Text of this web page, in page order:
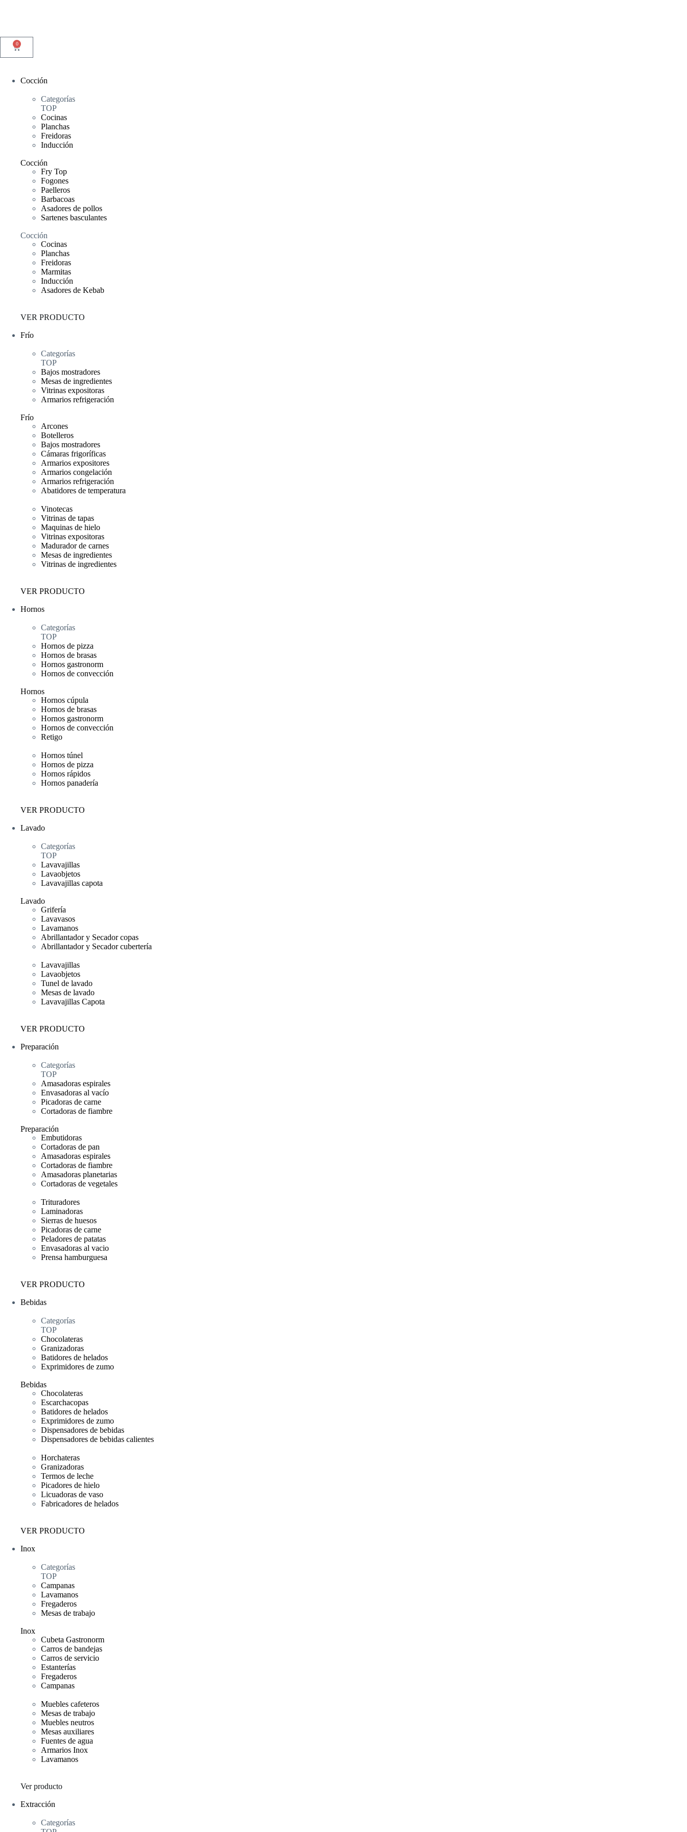
0
Cocción
Categorías
TOP
Cocinas
Planchas
Freidoras
Inducción
Cocción
Fry Top
Fogones
Paelleros
Barbacoas
Asadores de pollos
Sartenes basculantes
Cocción
Cocinas
Planchas
Freidoras
Marmitas
Inducción
Asadores de Kebab
VER PRODUCTO
Frío
Categorías
TOP
Bajos mostradores
Mesas de ingredientes
Vitrinas expositoras
Armarios refrigeración
Frío
Arcones
Botelleros
Bajos mostradores
Cámaras frigoríficas
Armarios expositores
Armarios congelación
Armarios refrigeración
Abatidores de temperatura
Vinotecas
Vitrinas de tapas
Maquinas de hielo
Vitrinas expositoras
Madurador de carnes
Mesas de ingredientes
Vitrinas de ingredientes
VER PRODUCTO
Hornos
Categorías
TOP
Hornos de pizza
Hornos de brasas
Hornos gastronorm
Hornos de convección
Hornos
Hornos cúpula
Hornos de brasas
Hornos gastronorm
Hornos de convección
Retigo
Hornos túnel
Hornos de pizza
Hornos rápidos
Hornos panadería
VER PRODUCTO
Lavado
Categorías
TOP
Lavavajillas
Lavaobjetos
Lavavajillas capota
Lavado
Grifería
Lavavasos
Lavamanos
Abrillantador y Secador copas
Abrillantador y Secador cubertería
Lavavajillas
Lavaobjetos
Tunel de lavado
Mesas de lavado
Lavavajillas Capota
VER PRODUCTO
Preparación
Categorías
TOP
Amasadoras espirales
Envasadoras al vacío
Picadoras de carne
Cortadoras de fiambre
Preparación
Embutidoras
Cortadoras de pan
Amasadoras espirales
Cortadoras de fiambre
Amasadoras planetarias
Cortadoras de vegetales
Trituradores
Laminadoras
Sierras de huesos
Picadoras de carne
Peladores de patatas
Envasadoras al vacio
Prensa hamburguesa
VER PRODUCTO
Bebidas
Categorías
TOP
Chocolateras
Granizadoras
Batidores de helados
Exprimidores de zumo
Bebidas
Chocolateras
Escarchacopas
Batidores de helados
Exprimidores de zumo
Dispensadores de bebidas
Dispensadores de bebidas calientes
Horchateras
Granizadoras
Termos de leche
Picadores de hielo
Licuadoras de vaso
Fabricadores de helados
VER PRODUCTO
Inox
Categorías
TOP
Campanas
Lavamanos
Fregaderos
Mesas de trabajo
Inox
Cubeta Gastronorm
Carros de bandejas
Carros de servicio
Estanterías
Fregaderos
Campanas
Muebles cafeteros
Mesas de trabajo
Muebles neutros
Mesas auxiliares
Fuentes de agua
Armarios Inox
Lavamanos
Ver producto
Extracción
Categorías